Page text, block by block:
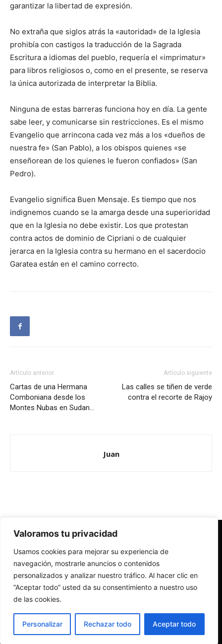
Valoramos tu privacidad
Usamos cookies para mejorar su experiencia de
navegación, mostrarle anuncios o contenidos
personalizados y analizar nuestro tráfico. Al hacer clic en
“Aceptar todo” usted da su consentimiento a nuestro uso
de las cookies.
Personalizar Rechazar todo Aceptar todo
garantizar la libertad de expresión.
No extraña que siglos atrás la «autoridad» de la Iglesia
prohibía con castigos la traducción de la Sagrada
Escritura a idiomas del pueblo, requería el «imprimatur»
para libros religiosos o, como en el presente, se reserva
la única autorizada de interpretar la Biblia.
Ninguna de estas barreras funciona hoy en día. La gente
sabe leer, y comunicarse sin restricciones. Es el mismo
Evangelio que arrincona cada vez más a los «dueños de
nuestra fe» (San Pablo), a los obispos quienes «se
enseñorean de los quienes le fueron confiados» (San
Pedro).
Evangelio significa Buen Mensaje. Es tiempo que nos
indignemos cuando se la amarga desde una superioridad
que en la Iglesia no debe existir. Los que protestan
contra actos de dominio de Cipriani o de cualquier
jerarca en la Iglesia contra su hermano en el sacerdocio
Garatea están en el camino correcto.
Artículo anterior
Cartas de una Hermana
Comboniana desde los
Montes Nubas en Sudan…
Artículo siguiente
Las calles se tiñen de verde
contra el recorte de Rajoy
Juan
Redes Cristianas
Una mirada alternativa sobre la Iglesia católica y la sociedad
- Colectivos de Redes Cristianas